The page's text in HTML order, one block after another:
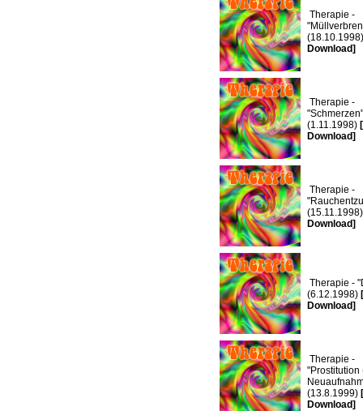
Therapie -
Download]
Therapie -
"Schmerzen"
(1.11.1998)
Download]
Therapie -
Download]
Therapie -
(6.12.1998)
Download]
Therapie -
"Prostitution
(13.8.1999)
Download]